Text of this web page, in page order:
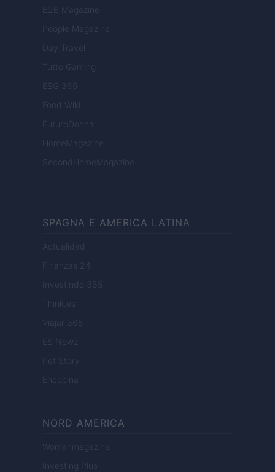
B2B Magazine
People Magazine
Day Travel
Tutto Gaming
ESG 365
Food Wiki
FuturoDonna
HomeMagazine
SecondHomeMagazine
SPAGNA E AMERICA LATINA
Actualidad
Finanzas 24
Investindo 365
Think.es
Viajar 365
ES Newz
Pet Story
Encocina
NORD AMERICA
Womanmagazine
Investing Plus